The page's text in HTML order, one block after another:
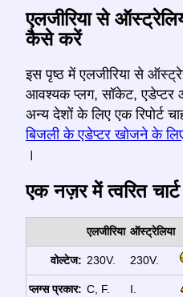
एलजीरिया से
कैसे करें
इस पृष्ठ में एलजीरिया से
आवश्यक प्लग, सॉकेट, एडेप्टर
अन्य देशों के लिए एक रिपोर्ट
बिजली के एडेप्टर खोजने के
।
एक नज़र में त्वरित चार्ट
एलजीरिया ऑस्ट्रेलिया
वोल्टेज: 230V. 230V.
प्लग्स प्रकार: C, F. I.